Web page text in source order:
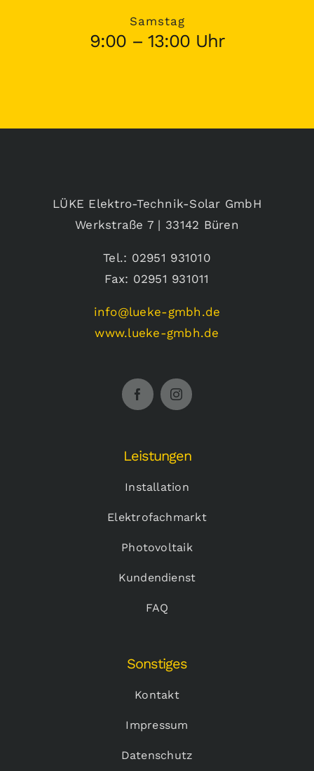
Samstag
9:00 – 13:00 Uhr
LÜKE Elektro-Technik-Solar GmbH
Werkstraße 7 | 33142 Büren
Tel.: 02951 931010
Fax: 02951 931011
info@lueke-gmbh.de
www.lueke-gmbh.de
Leistungen
Installation
Elektrofachmarkt
Photovoltaik
Kundendienst
FAQ
Sonstiges
Kontakt
Impressum
Datenschutz